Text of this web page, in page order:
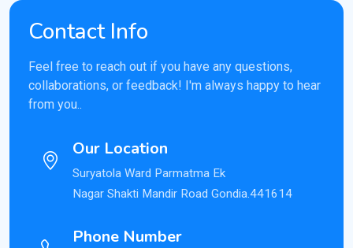
Contact Info
Feel free to reach out if you have any questions,
collaborations, or feedback! I'm always happy to hear
from you..
Our Location
Suryatola Ward Parmatma Ek
Nagar Shakti Mandir Road Gondia.441614
Phone Number